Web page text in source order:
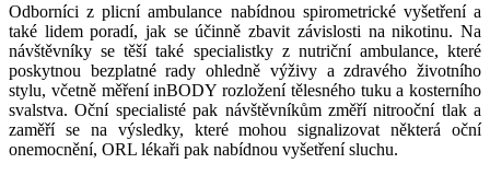
Odborníci z plicní ambulance nabídnou spirometrické vyšetření a
také lidem poradí, jak se účinně zbavit závislosti na nikotinu. Na
návštěvníky se těší také specialistky z nutriční ambulance, které
poskytnou bezplatné rady ohledně výživy a zdravého životního
stylu, včetně měření inBODY rozložení tělesného tuku a kosterního
svalstva. Oční specialisté pak návštěvníkům změří nitrooční tlak a
zaměří se na výsledky, které mohou signalizovat některá oční
onemocnění, ORL lékaři pak nabídnou vyšetření sluchu.